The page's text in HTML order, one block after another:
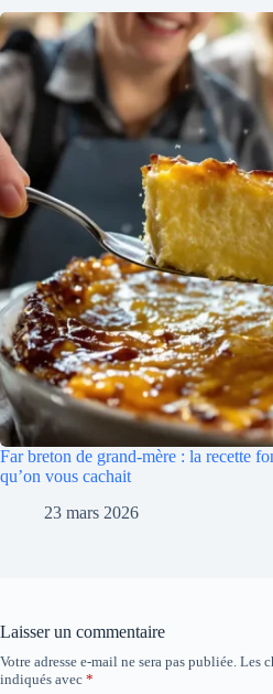
Far breton de grand-mère : la recette
qu’on vous cachait
23 mars 2026
Laisser un commentaire
Votre adresse e-mail ne sera pas publiée. Les
indiqués avec *